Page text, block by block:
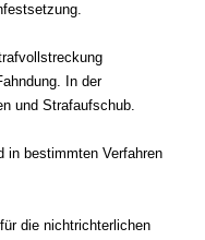
In der
und Strafaufschub.
in bestimmten Verfahren
die nichtrichterlichen